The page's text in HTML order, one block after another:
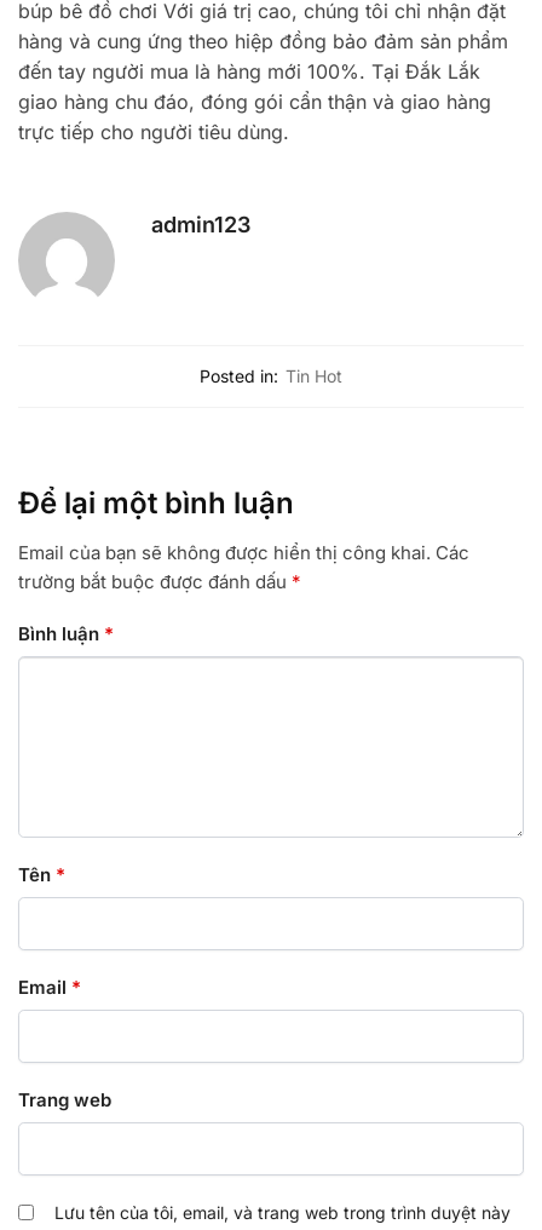
búp bê đồ chơi Với giá trị cao, chúng tôi chỉ nhận đặt
hàng và cung ứng theo hiệp đồng bảo đảm sản phẩm
đến tay người mua là hàng mới 100%. Tại Đắk Lắk
giao hàng chu đáo, đóng gói cẩn thận và giao hàng
trực tiếp cho người tiêu dùng.
admin123
Posted in: Tin Hot
Để lại một bình luận
Email của bạn sẽ không được hiển thị công khai. Các
trường bắt buộc được đánh dấu *
Bình luận *
Tên *
Email *
Trang web
Lưu tên của tôi, email, và trang web trong trình duyệt này